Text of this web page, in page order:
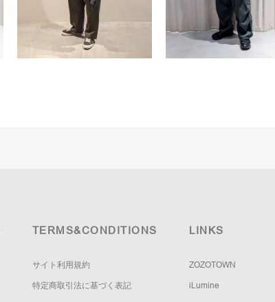
TERMS&CONDITIONS
サイト利用規約
特定商取引法に基づく表記
LINKS
ZOZOTOWN
iLumine